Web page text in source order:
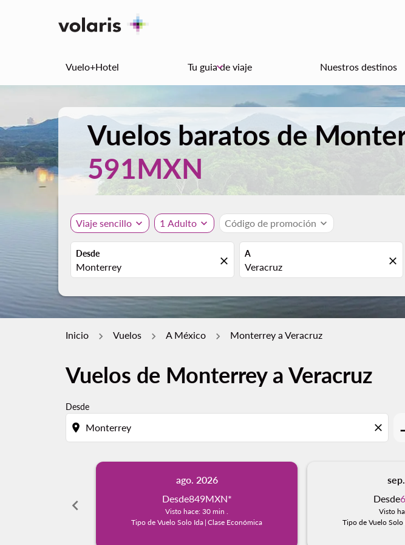
Vuelo+Hotel Tu guia de viaje
keyboard_arrow_down Nuestros destinos
Vuelos baratos de
591MXN
Viaje sencillo expand_more 1 Adulto expand_more Código de promoción expand_more
Desde
close
A
close
Inicio Vuelos A México Monterrey a Veracruz
Vuelos de Monterrey a Veracruz
Desde
location_on close
chevron_left
ago. 2026
Desde849MXN*
Visto hace: 30 min .
Tipo de Vuelo Solo Ida | Clase Económica
Desde
Visto
Tipo de Vuelo Solo